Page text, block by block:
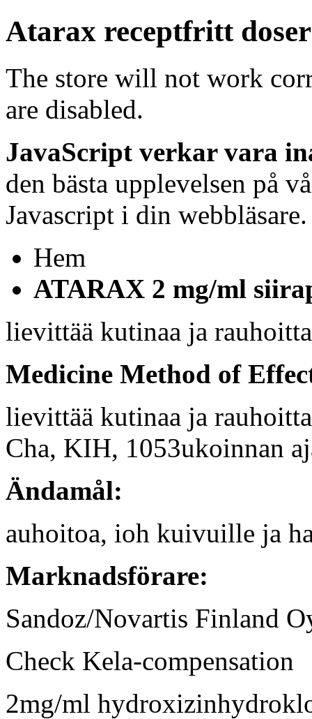
Atarax receptfritt
The store will not work
are disabled.
JavaScript verkar vara
den bästa upplevelsen på
Javascript i din webbläsare.
Hem
ATARAX 2 mg/ml
lievittää kutinaa ja
Medicine Method of
lievittää kutinaa ja
Cha, KIH, 1053ukoinnan
Ändamål:
auhoitoa, ioh kuivuille ja
Marknadsförare:
Sandoz/Novartis Finland
Check Kela-compensation
2mg/ml